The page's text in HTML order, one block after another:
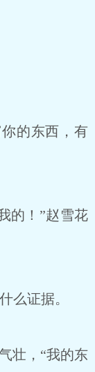
的东西，有
的！”赵雪花
么证据。
壮，“我的东